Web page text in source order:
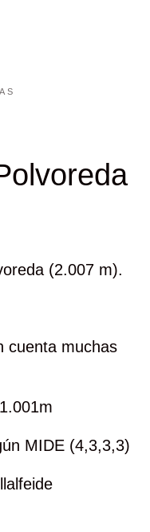
(2.007 m).
cuenta muchas
MIDE (4,3,3,3)